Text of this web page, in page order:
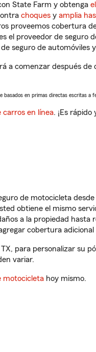
State Farm y obtenga
choques y amplia
proveemos cobertura
el proveedor de seguro
seguro de automóviles
a comenzar después
basados en primas directas escritas a
carros en línea. ¡Es rápido
de motocicleta
obtiene el mismo
a la propiedad
cobertura adicional
TX, para personalizar su
variar.
motocicleta hoy mismo.